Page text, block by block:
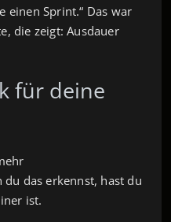
einen Sprint.“ Das war
die zeigt: Ausdauer
für deine
du das erkennst, hast du
ist.